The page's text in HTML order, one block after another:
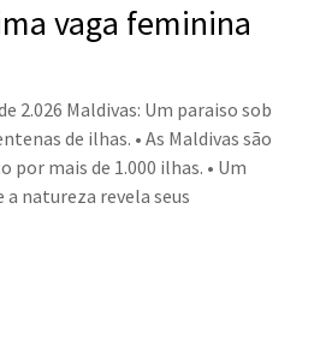
vaga feminina
2.026 Maldivas: Um paraiso sob
de ilhas. • As Maldivas são
mais de 1.000 ilhas. • Um
natureza revela seus